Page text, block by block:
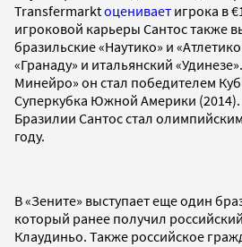
Transfermarktоценивает игрока в
игроковой карьеры Сантос также
бразильские «Наутико» и
«Гранаду» и итальянский
Минейро» он стал победителем
Суперкубка Южной Америки (2014).
Бразилии Сантос стал
году.
В «Зените» выступает еще один
который ранее получил
Клаудиньо. Также российское